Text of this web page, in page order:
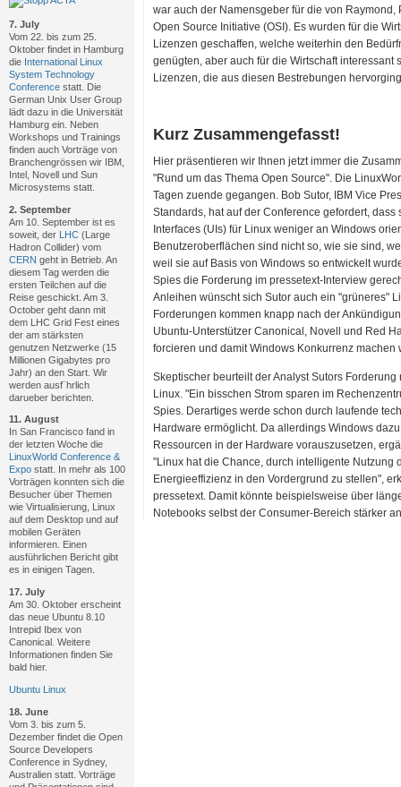
7. July
Vom 22. bis zum 25.
Oktober findet in Hamburg
die International Linux
System Technology
Conference statt. Die
German Unix User Group
lädt dazu in die Universität
Hamburg ein. Neben
Workshops und Trainings
finden auch Vorträge von
Branchengrössen wir IBM,
Intel, Novell und Sun
Microsystems statt.
2. September
Am 10. September ist es
soweit, der LHC (Large
Hadron Collider) vom
CERN geht in Betrieb. An
diesem Tag werden die
ersten Teilchen auf die
Reise geschickt. Am 3.
October geht dann mit
dem LHC Grid Fest eines
der am stärksten
genutzen Netzwerke (15
Millionen Gigabytes pro
Jahr) an den Start. Wir
werden ausf¨hrlich
darueber berichten.
11. August
In San Francisco fand in
der letzten Woche die
LinuxWorld Conference &
Expo statt. In mehr als 100
Vorträgen konnten sich die
Besucher über Themen
wie Virtualisierung, Linux
auf dem Desktop und auf
mobilen Geräten
informieren. Einen
ausführlichen Bericht gibt
es in einigen Tagen.
17. July
Am 30. Oktober erscheint
das neue Ubuntu 8.10
Intrepid Ibex von
Canonical. Weitere
Informationen finden Sie
bald hier.
Ubuntu Linux
18. June
Vom 3. bis zum 5.
Dezember findet die Open
Source Developers
Conference in Sydney,
Australien statt. Vorträge
war auch der Namensgeber für die von
Open Source Initiative (OSI). Es wurden für die
Lizenzen geschaffen, welche weiterhin den
genügten, aber auch für die Wirtschaft interessant
Lizenzen, die aus diesen Bestrebungen
Kurz Zusammengefasst!
Hier präsentieren wir Ihnen jetzt immer die
"Rund um das Thema Open Source". Die
Tagen zuende gegangen. Bob Sutor, IBM Vice
Standards, hat auf der Conference gefordert,
Interfaces (UIs) für Linux weniger an Windows
Benutzeroberflächen sind nicht so, wie sie sind,
weil sie auf Basis von Windows so entwickelt
Spies die Forderung im pressetext-Interview
Anleihen wünscht sich Sutor auch ein "grüneres"
Forderungen kommen knapp nach der
Ubuntu-Unterstützer Canonical, Novell und Red
forcieren und damit Windows Konkurrenz machen
Skeptischer beurteilt der Analyst Sutors
Linux. "Ein bisschen Strom sparen im
Spies. Derartiges werde schon durch laufende
Hardware ermöglicht. Da allerdings Windows
Ressourcen in der Hardware vorauszusetzen,
"Linux hat die Chance, durch intelligente Nutzung
Energieeffizienz in den Vordergrund zu stellen",
pressetext. Damit könnte beispielsweise über
Notebooks selbst der Consumer-Bereich stärker